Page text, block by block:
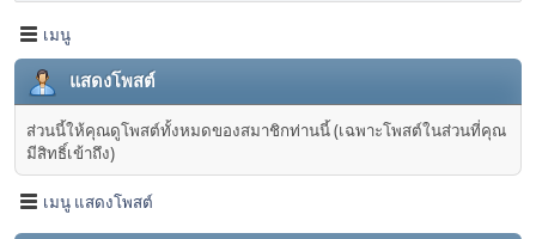
เมนู
แสดงโพสต์
ส่วนนี้ให้คุณดูโพสต์ทั้งหมดของสมาชิกท่านนี้ (เฉพาะโพสต์ในส่วนที่คุณ
มีสิทธิ์เข้าถึง)
เมนู แสดงโพสต์